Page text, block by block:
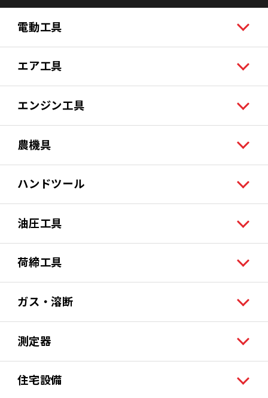
電動工具
エア工具
エンジン工具
農機具
ハンドツール
油圧工具
荷締工具
ガス・溶断
測定器
住宅設備